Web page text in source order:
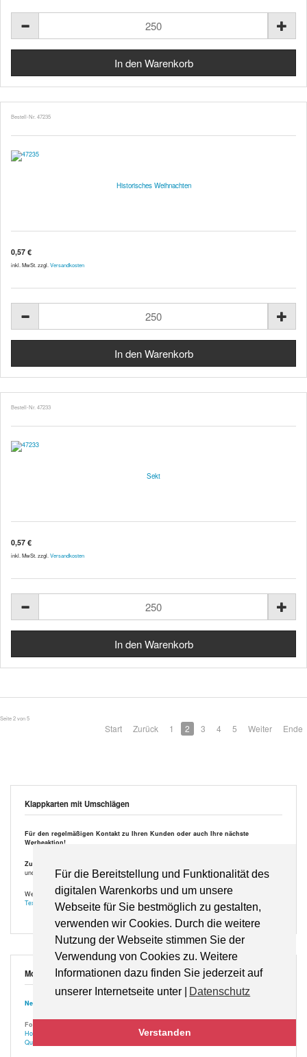
Für die Bereitstellung und Funktionalität des
digitalen Warenkorbs und um unsere
Webseite für Sie bestmöglich zu gestalten,
verwenden wir Cookies. Durch die weitere
Nutzung der Webseite stimmen Sie der
Verwendung von Cookies zu. Weitere
Informationen dazu finden Sie jederzeit auf
unserer Internetseite unter |
Datenschutz
Verstanden
Bestell-Nr. 47235
Historisches Weihnachten
0,57 €
inkl. MwSt. zzgl. Versandkosten
Bestell-Nr. 47233
Sekt
0,57 €
inkl. MwSt. zzgl. Versandkosten
Seite 2 von 5
Start Zurück 1 2 3 4 5 Weiter Ende
Klappkarten mit Umschlägen
Für den regelmäßigen Kontakt zu Ihren Kunden oder auch Ihre nächste
Werbeaktion!
Zubuchbar:
und bedruckt (auf Vorderseite ebenfalls kurzer farbiger Text direkt im Motiv integrierbar).
Wenn Ihnen die passenden Worte fehlen – hier einekleine Sammlung von
Textvorschlägen .
Motivauswahl
Neuste
Format
Hochformat
Querformat